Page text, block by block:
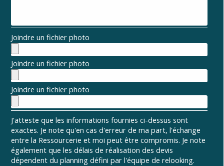
Joindre un fichier photo
Joindre un fichier photo
Joindre un fichier photo
J'atteste que les informations fournies ci-dessus sont
exactes. Je note qu'en cas d'erreur de ma part, l'échange
entre la Ressourcerie et moi peut être compromis. Je note
également que les délais de réalisation des devis
dépendent du planning défini par l'équipe de relooking.